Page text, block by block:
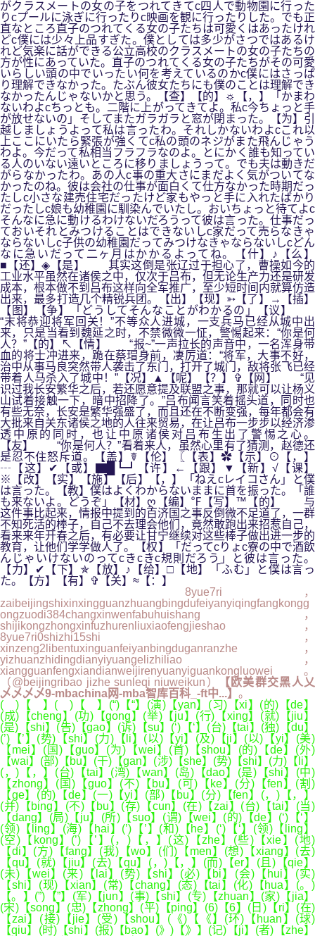
がクラスメートの女の子をつれてきてc四人で動物園に行った
りcプールに泳ぎに行ったりc映画を観に行ったりした。でも正
直なところ直子のつれてくる女の子たちは可愛くはあったけれ
どc僕には少々上品すぎた。僕としては多少がさつではあるけ
れど気楽に話ができる公立高校のクラスメートの女の子たちの
方が性にあっていた。直子のつれてくる女の子たちがその可愛
いらしい頭の中でいったい何を考えているのかc僕にはさっぱ
り理解できなかった。たぶん彼女たちにも僕のことは理解でき
なかったんじゃないかと思う。【查】【的】☼【，】「かまわ
ないわよcちっとも。二階に上がってきてよ。私c今ちょっと手
が放せないの」そしてまたガラガラと窓が閉まった。【为】引
越しましょうよって私は言ったわ。それしかないわよcこれ以
上ここにいたら緊張が強くてc私の頭のネジがまた飛んじゃう
わよ。今だって私相当フラフラなのよ。とにかく誰も知ってい
る人のいない遠いところに移りましょうって。でも夫は動きだ
がらなかったわ。あの人c事の重大さにまだよく気がついてな
かったのね。彼は会社の仕事が面白くて仕方なかった時期だっ
たしc小さな建売住宅だったけど家もやっと手に入れたばかり
だったしc娘も幼稚園に馴染んでいたし。おいちょっと待てよc
そんなに急に動けるわけないだろうって彼は言った。仕事だっ
ておいそれとみつけることはできないしc家だって売らなきゃ
ならないしc子供の幼稚園だってみつけなきゃならないしcどん
なに急いだって二ヶ月はかかるよってね。【什】♪【么】
■【还】◈【是】 其实这倒是张辽过于担心了，曹操如今的
工业水平虽然在诸侯之中，仅次于吕布，但无论生产力还是研发
成本，根本做不到吕布这样向全军推广，至少短时间内就算仿造
出来，最多打造几个精锐兵团。【出】【现】➳【了】→【插】
【图】【争】「どうしてそんなことがわかるの」【议】
“末将恭迎将军回关！”不等众人进城，一支兵马已经从城中出
来，只是当看到魏延之时，不禁微微一怔，警惕起来：“你是何
人？”【的】↖【情】 “报~”一声拉长的声音中，一名浑身带
血的将士冲进来，跪在蔡瑁身前，凄厉道：“将军，大事不好，
治中从事马良突然带人袭击了东门，打开了城门，敌将张飞已经
带着人马杀入了城中！”【况】▲【呢】【？】✞【网】 “见
识过我长安繁华之后，若还愿意提及联盟之事，那就可以让杨义
山试着接触一下，暗中招降了。”吕布闻言笑着摇头道，同时也
有些无奈，长安是繁华强盛了，而且还在不断变强，每年都会有
大批来自关东诸侯之地的人往来贸易，在让吕布一步步以经济渗
透中原的同时，也让中原诸侯对吕布生出了警惕之心。
【友】 “你是何人？”看着来人，虽然心里有了猜测，赵德还
是忍不住怒斥道。【盖】☤【伦】〖【表】✿【示】⊙【，】
┄【这】✔【或】▇█┗┛【许】←【跟】▼【新】√【课】
※【改】【实】【施】【后】【，】「ねえcレイコさん」と僕
は言った。【教】僕はよくわからないままに首を振った。「誰
も来ないよ。どうぞ」【材】ღ【编】℉【写】™【的】 与
这件事比起来，情报中提到的百济国之事反倒微不足道了，一群
不知死活的棒子，自己不去理会他们，竟然敢跑出来招惹自己，
看来来年开春之后，有必要让甘宁继续对这些棒子做出进一步的
教育，让他们学学做人了。【权】「だってcりょc寮の中で酒飲
んじゃいけないのってcきcきc規則だろう」と彼は言った。
【力】✔【下】✯【放】♪【给】□【地】「ふむ」と僕は言っ
た。【方】【有】✞【关】≈【：】
8yue7ri，
zaibeijingshixinxingguanzhuangbingdufeiyanyiqingfangkongg
ongzuodi384changxinwenfabuhuishang，
shijikongzhongxinfuzhurenliuxiaofengjieshao，
8yue7ri0shizhi15shi，
xinzeng2libentuxinguanfeiyanbingduganranzhe，
yizhuanzhidingdianyiyuangelizhiliao，
xiangguanfengxiandianweijirenyuanyiguankongluowei。
（@beijingribao jizhe sunleqi niuweikun）
【欧美群交黑人乂
乄乄乄乄9-mbachina网-mba智库百科_-ft中...】 。
( )【 】( )【 】(“)【“】(演)【yan】(习)【xi】(的)【de】
(成)【cheng】(功)【gong】(举)【ju】(行)【xing】(就)【jiu】
(是)【shi】(告)【gao】(诉)【su】(‘)【‘】(台)【tai】(独)【du】
(’)【’】(势)【shi】(力)【li】(以)【yi】(及)【ji】(以)【yi】(美)
【mei】(国)【guo】(为)【wei】(首)【shou】(的)【de】(外)
【wai】(部)【bu】(干)【gan】(涉)【she】(势)【shi】(力)【li】
(，)【，】(台)【tai】(湾)【wan】(岛)【dao】(是)【shi】(中)
【zhong】(国)【guo】(不)【bu】(可)【ke】(分)【fen】(割)
【ge】(的)【de】(一)【yi】(部)【bu】(分)【fen】(，)【，】
(并)【bing】(不)【bu】(存)【cun】(在)【zai】(台)【tai】(当)
【dang】(局)【ju】(所)【suo】(谓)【wei】(的)【de】(‘)【‘】
(领)【ling】(海)【hai】(’)【’】(和)【he】(‘)【‘】(领)【ling】
(空)【kong】(’)【’】(，)【，】(这)【zhe】(些)【xie】(地)
【di】(方)【fang】(我)【wo】(们)【men】(想)【xiang】(去)
【qu】(就)【jiu】(去)【qu】(，)【，】(而)【er】(且)【qie】
(未)【wei】(来)【lai】(势)【shi】(必)【bi】(会)【hui】(实)
【shi】(现)【xian】(常)【chang】(态)【tai】(化)【hua】(。)
【。】(”)【”】(军)【jun】(事)【shi】(专)【zhuan】(家)【jia】
(宋)【song】(忠)【zhong】(平)【ping】(6)【6】(日)【ri】(在)
【zai】(接)【jie】(受)【shou】(《)【《】(环)【huan】(球)
【qiu】(时)【shi】(报)【bao】(》)【》】(记)【ji】(者)【zhe】